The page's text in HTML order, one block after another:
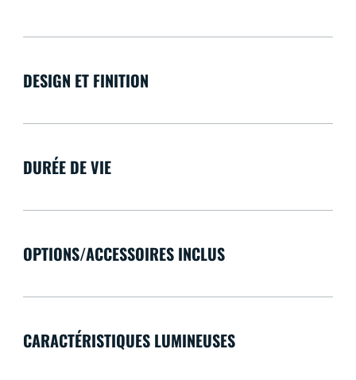
DESIGN ET FINITION
DURÉE DE VIE
OPTIONS/ACCESSOIRES INCLUS
CARACTÉRISTIQUES LUMINEUSES